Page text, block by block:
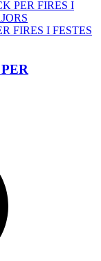
FIRES I FESTES